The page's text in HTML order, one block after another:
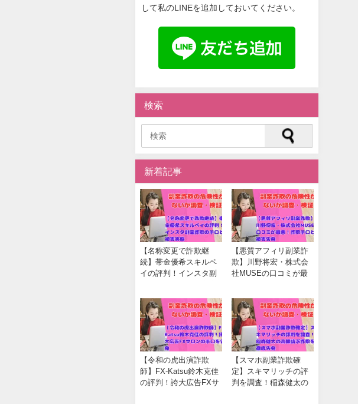
して私のLINEを追加しておいてください。
検索
新着記事
【名称変更で詐欺継
続】帯金優希スキルペ
イの評判！インスタ副
【悪質アフィリ副業詐
欺】川野将宏・株式会
社MUSEの口コミが最
【令和の虎出演詐欺
師】FX-Katsu鈴木克佳
の評判！誇大広告FXサ
【スマホ副業詐欺確
定】スキマリッチの評
判を調査！稲森健太の